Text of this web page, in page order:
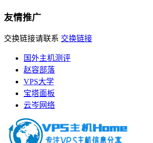
友情推广
交换链接请联系 交换链接
国外主机测评
赵容部落
VPS大学
宝塔面板
云岑网络